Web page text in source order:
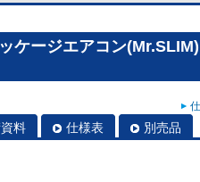
ケージエアコン
料 仕様表 別売品